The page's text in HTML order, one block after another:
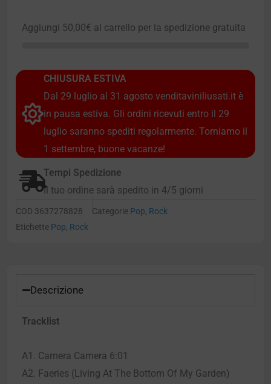
Aggiungi 50,00€ al carrello per la spedizione gratuita
CHIUSURA ESTIVA
Dal 29 luglio al 31 agosto venditaviniliusati.it è
in pausa estiva. Gli ordini ricevuti entro il 29
luglio saranno spediti regolarmente. Torniamo il
1 settembre, buone vacanze!
Tempi Spedizione
Il tuo ordine sarà spedito in 4/5 giorni
COD 3637278828 Categorie Pop, Rock
Etichette Pop, Rock
Descrizione
Tracklist
A1. Camera Camera 6:01
A2. Faeries (Living At The Bottom Of My Garden)